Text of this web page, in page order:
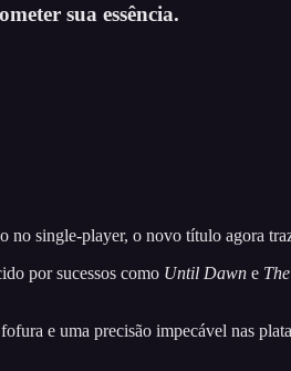
sua essência.
no single-player, o novo título agora
por sucessos como Until Dawn e
e uma precisão impecável nas